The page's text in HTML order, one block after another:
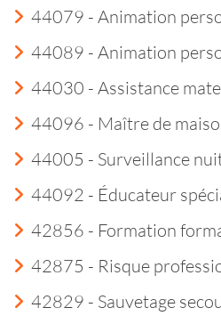
44079 - Animation
44089 - Animation
44030 - Assistance
44096 - Maître de
44005 - Surveillance
44092 - Éducateur
42856 - Formation
42875 - Risque
42829 - Sauvetage